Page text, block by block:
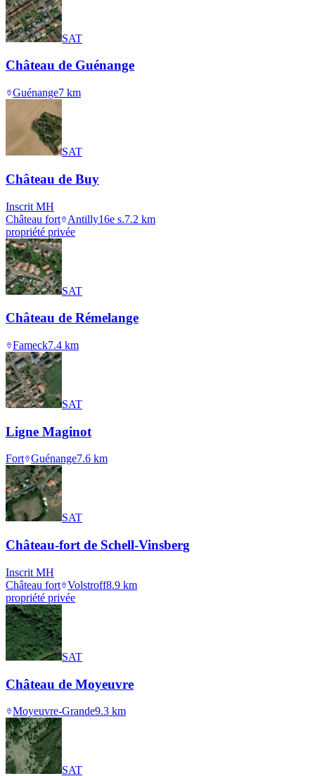
SAT
Château de Guénange
Guénange7 km
SAT
Château de Buy
Inscrit MH
Château fort
Antilly16e s.7.2 km
propriété privée
SAT
Château de Rémelange
Fameck7.4 km
SAT
Ligne Maginot
Fort Guénange7.6 km
SAT
Château-fort de Schell-Vinsberg
Inscrit MH
Château fort Volstroff8.9 km
propriété privée
SAT
Château de Moyeuvre
Moyeuvre-Grande9.3 km
SAT